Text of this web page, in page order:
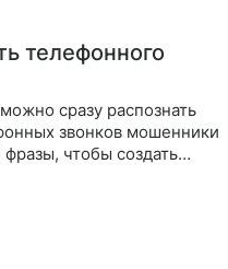
телефонного
сразу распознать
звонков мошенники
чтобы создать